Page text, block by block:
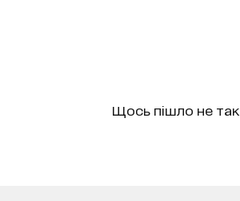
Щось пішло не так...